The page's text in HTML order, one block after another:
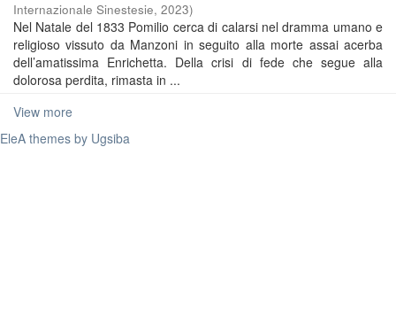
Internazionale Sinestesie, 2023)
Nel Natale del 1833 Pomilio cerca di calarsi nel dramma umano e
religioso vissuto da Manzoni in seguito alla morte assai acerba
dell’amatissima Enrichetta. Della crisi di fede che segue alla
dolorosa perdita, rimasta in ...
View more
EleA themes by Ugsiba